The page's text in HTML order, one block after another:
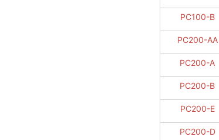
PC100-B
PC200-AA
PC200-A
PC200-B
PC200-E
PC200-D